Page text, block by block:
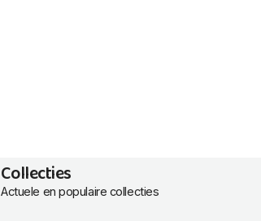
Collecties
Actuele en populaire collecties